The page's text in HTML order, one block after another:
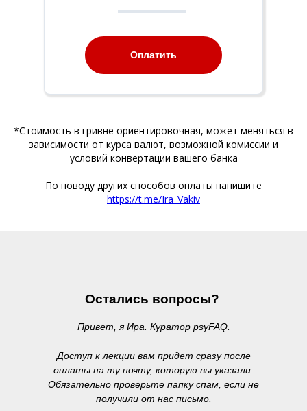
Оплатить
*Стоимость в гривне ориентировочная, может меняться в
зависимости от курса валют, возможной комиссии и
условий конвертации вашего банка
По поводу других способов оплаты напишите
https://t.me/Ira_Vakiv
Остались вопросы?
Привет, я Ира. Куратор psyFAQ.
Доступ к лекции вам придет сразу после
оплаты на ту почту, которую вы указали.
Обязательно проверьте папку спам, если не
получили от нас письмо.